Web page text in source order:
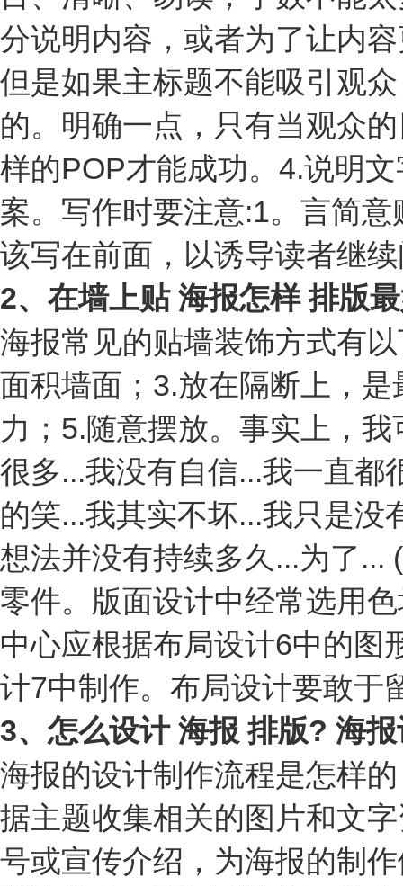
分说明内容，或者为了让内
但是如果主标题不能吸引观
的。明确一点，只有当观众
样的POP才能成功。4.说明
案。写作时要注意:1。言简
该写在前面，以诱导读者继
2、在墙上贴 海报怎样 排版
海报常见的贴墙装饰方式有
面积墙面；3.放在隔断上，
力；5.随意摆放。事实上，
很多...我没有自信...我一直都
的笑...我其实不坏...我只是没
想法并没有持续多久...为了...
零件。版面设计中经常选用
中心应根据布局设计6中的图
计7中制作。布局设计要敢于
3、怎么设计 海报 排版? 海
海报的设计制作流程是怎样
据主题收集相关的图片和文
号或宣传介绍，为海报的制